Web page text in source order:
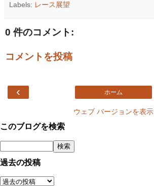
Labels: レース展望
0 件のコメント:
コメントを投稿
‹ ホーム
ウェブ バージョンを表示
このブログを検索
過去の投稿